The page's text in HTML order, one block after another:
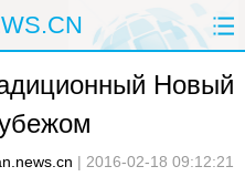
РФ И СНГ
Новый
| 2016-02-18 09:12:21